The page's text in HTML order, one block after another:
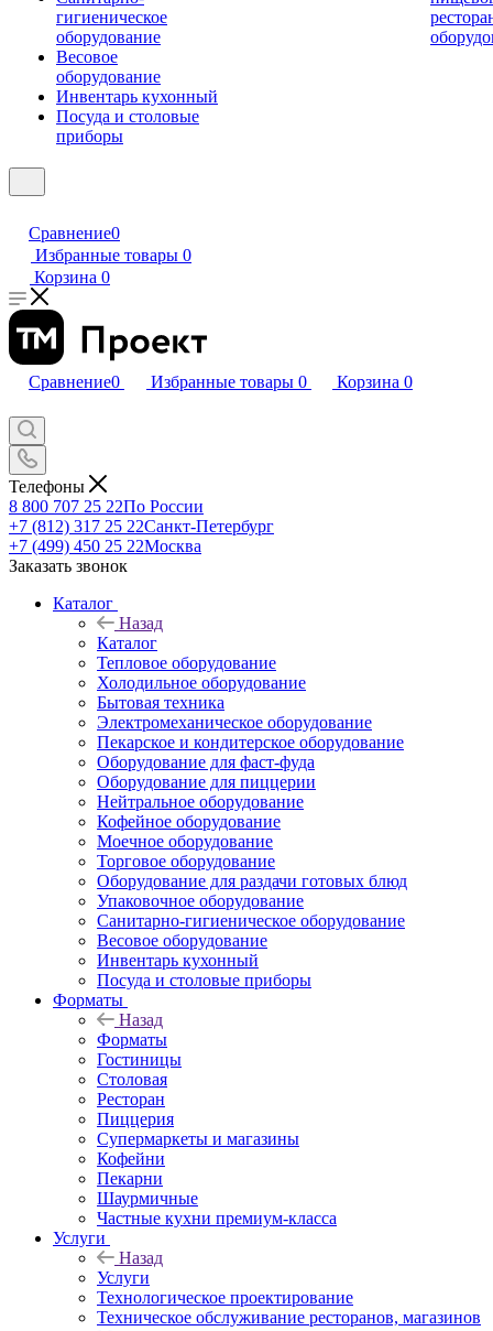
гигиеническое
оборудование
Весовое
оборудование
Инвентарь кухонный
Посуда и столовые
приборы
Сравнение0
Избранные товары 0
Корзина 0
Сравнение0 Избранные товары 0 Корзина 0
Телефоны
8 800 707 25 22По России
+7 (812) 317 25 22Санкт-Петербург
+7 (499) 450 25 22Москва
Заказать звонок
Каталог
Назад
Каталог
Тепловое оборудование
Холодильное оборудование
Бытовая техника
Электромеханическое оборудование
Пекарское и кондитерское оборудование
Оборудование для фаст-фуда
Оборудование для пиццерии
Нейтральное оборудование
Кофейное оборудование
Моечное оборудование
Торговое оборудование
Оборудование для раздачи готовых блюд
Упаковочное оборудование
Санитарно-гигиеническое оборудование
Весовое оборудование
Инвентарь кухонный
Посуда и столовые приборы
Форматы
Назад
Форматы
Гостиницы
Столовая
Ресторан
Пиццерия
Супермаркеты и магазины
Кофейни
Пекарни
Шаурмичные
Частные кухни премиум-класса
Услуги
Назад
Услуги
Технологическое проектирование
Техническое обслуживание ресторанов, магазинов